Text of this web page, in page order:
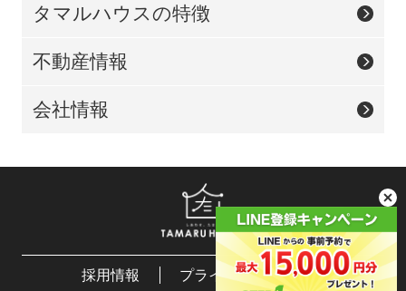
タマルハウスの特徴
不動産情報
会社情報
採用情報 プライバシーポリシー